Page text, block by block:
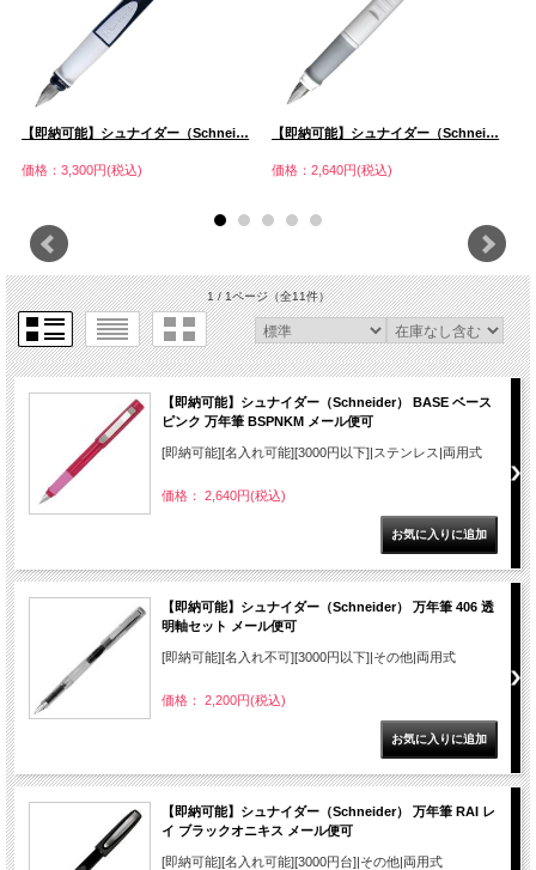
【即納可能】シュナイダー（Schnei…
価格：3,300円(税込)
【即納可能】シュナイダー（Schnei…
価格：2,640円(税込)
1 / 1ページ（全11件）
【即納可能】シュナイダー（Schneider） BASE ベース
ピンク 万年筆 BSPNKM メール便可
[即納可能][名入れ可能][3000円以下]|ステンレス|両用式
価格： 2,640円(税込)
【即納可能】シュナイダー（Schneider） 万年筆 406 透
明軸セット メール便可
[即納可能][名入れ不可][3000円以下]|その他|両用式
価格： 2,200円(税込)
【即納可能】シュナイダー（Schneider） 万年筆 RAI レ
イ ブラックオニキス メール便可
[即納可能][名入れ可能][3000円台]|その他|両用式